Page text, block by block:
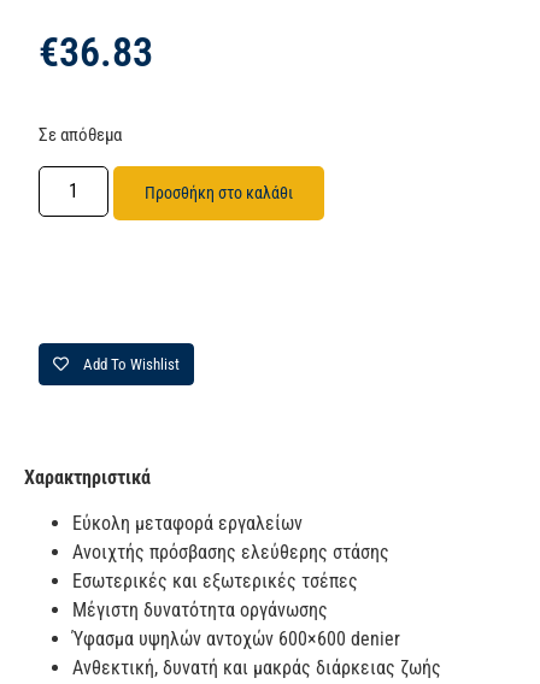
€36.83
Σε απόθεμα
Προσθήκη στο καλάθι
Add To Wishlist
Χαρακτηριστικά
Εύκολη μεταφορά εργαλείων
Ανοιχτής πρόσβασης ελεύθερης στάσης
Εσωτερικές και εξωτερικές τσέπες
Μέγιστη δυνατότητα οργάνωσης
Ύφασμα υψηλών αντοχών 600×600 denier
Ανθεκτική, δυνατή και μακράς διάρκειας ζωής